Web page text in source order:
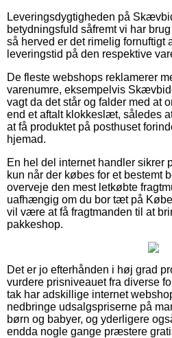
Leveringsdygtigheden på
betydningsfuld såfremt vi har
så herved er det rimelig fornuftigt
leveringstid på den respektive
De fleste webshops reklamerer
varenumre, eksempelvis
vagt da det står og falder med at
end et aftalt klokkeslæt, således
at få produktet på posthuset
hjemad.
En hel del internet handler sikrer
kun når der købes for et bestemt
overveje den mest letkøbte
uafhængig om du bor tæt på
vil være at få fragtmanden til at
pakkeshop.
Det er jo efterhånden i høj grad
vurdere prisniveauet fra diverse
tak har adskillige internet
nedbringe udsalgspriserne på
børn og babyer, og yderligere
endda nogle gange præstere